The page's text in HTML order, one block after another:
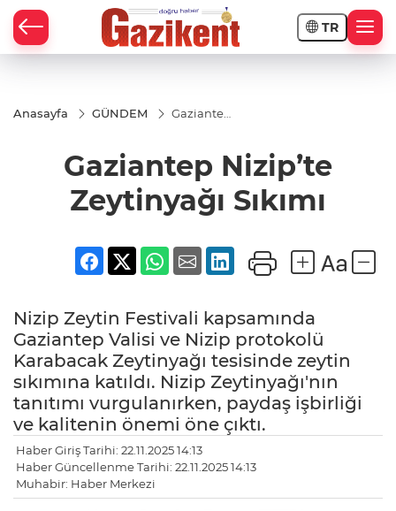
TR
Anasayfa GÜNDEM
Gaziantep
Gaziantep Nizip’te
Zeytinyağı Sıkımı
Nizip Zeytin Festivali kapsamında
Gaziantep Valisi ve Nizip protokolü
Karabacak Zeytinyağı tesisinde zeytin
sıkımına katıldı. Nizip Zeytinyağı'nın
tanıtımı vurgulanırken, paydaş işbirliği
ve kalitenin önemi öne çıktı.
Haber Giriş Tarihi: 22.11.2025 14:13
Haber Güncellenme Tarihi: 22.11.2025 14:13
Muhabir: Haber Merkezi